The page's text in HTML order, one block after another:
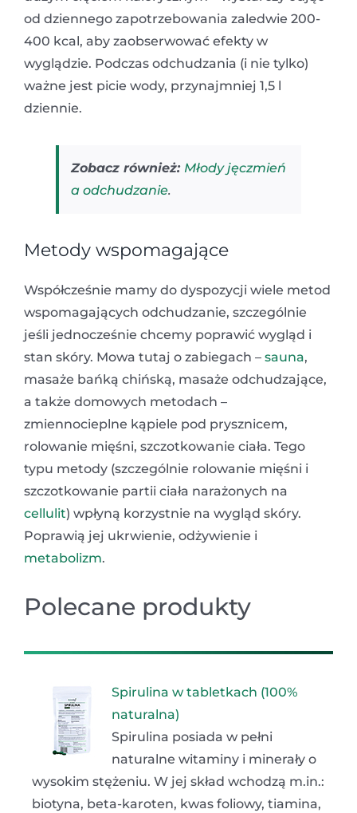
od dziennego zapotrzebowania zaledwie 200-
400 kcal, aby zaobserwować efekty w
wyglądzie. Podczas odchudzania (i nie tylko)
ważne jest picie wody, przynajmniej 1,5 l
dziennie.
Zobacz również: Młody jęczmień
a odchudzanie.
Metody wspomagające
Współcześnie mamy do dyspozycji wiele metod
wspomagających odchudzanie, szczególnie
jeśli jednocześnie chcemy poprawić wygląd i
stan skóry. Mowa tutaj o zabiegach – sauna,
masaże bańką chińską, masaże odchudzające,
a także domowych metodach –
zmiennocieplne kąpiele pod prysznicem,
rolowanie mięśni, szczotkowanie ciała. Tego
typu metody (szczególnie rolowanie mięśni i
szczotkowanie partii ciała narażonych na
cellulit) wpłyną korzystnie na wygląd skóry.
Poprawią jej ukrwienie, odżywienie i
metabolizm.
Polecane produkty
Spirulina w tabletkach (100%
naturalna)
Spirulina posiada w pełni
naturalne witaminy i minerały o
wysokim stężeniu. W jej skład wchodzą m.in.:
biotyna, beta-karoten, kwas foliowy, tiamina,